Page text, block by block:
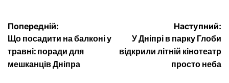
Навігація
записів
Попередній:
Що посадити на балконі у
травні: поради для
мешканців Дніпра
Наступний:
У Дніпрі в парку Глоби
відкрили літній кінотеатр
просто неба